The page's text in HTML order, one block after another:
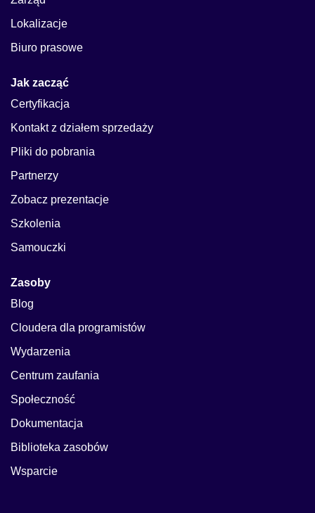
Lokalizacje
Biuro prasowe
Jak zacząć
Certyfikacja
Kontakt z działem sprzedaży
Pliki do pobrania
Partnerzy
Zobacz prezentacje
Szkolenia
Samouczki
Zasoby
Blog
Cloudera dla programistów
Wydarzenia
Centrum zaufania
Społeczność
Dokumentacja
Biblioteka zasobów
Wsparcie